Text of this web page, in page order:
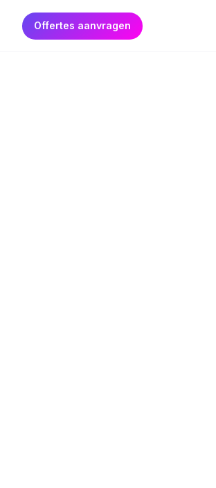
Offertes aanvragen